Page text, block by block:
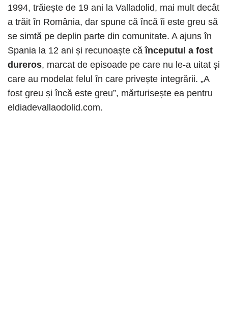
1994, trăiește de 19 ani la Valladolid, mai mult decât
a trăit în România, dar spune că încă îi este greu să
se simtă pe deplin parte din comunitate. A ajuns în
Spania la 12 ani și recunoaște căînceputul a fost
dureros, marcat de episoade pe care nu le-a uitat și
care au modelat felul în care privește integrării. „A
fost greu și încă este greu”, mărturisește ea pentru
eldiadevallaodolid.com.